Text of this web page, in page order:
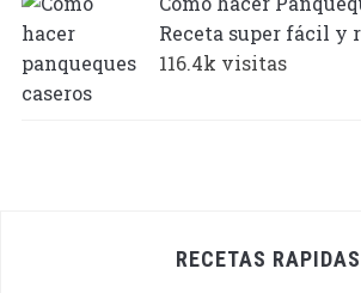
Receta super fácil y
116.4k visitas
RECETAS RAPIDAS